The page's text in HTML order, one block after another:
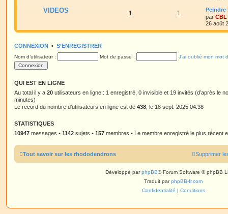
VIDEOS 1 1
Peindre
par CBL
26 août
CONNEXION • S’ENREGISTRER
Nom d’utilisateur : Mot de passe : J’ai oublié mon mot
QUI EST EN LIGNE
Au total il y a 20 utilisateurs en ligne : 1 enregistré, 0 invisible et 19 invités (d’après le
minutes)
Le record du nombre d’utilisateurs en ligne est de 438 , le 18 sept. 2025 04:38
STATISTIQUES
10947 messages • 1142 sujets • 157 membres • Le membre enregistré le plus récent
Tout savoir sur les rhododendrons Supprimer
Développé parphpBB® Forum Software © phpBB
Traduit parphpBB-fr.com
Confidentialité | Conditions